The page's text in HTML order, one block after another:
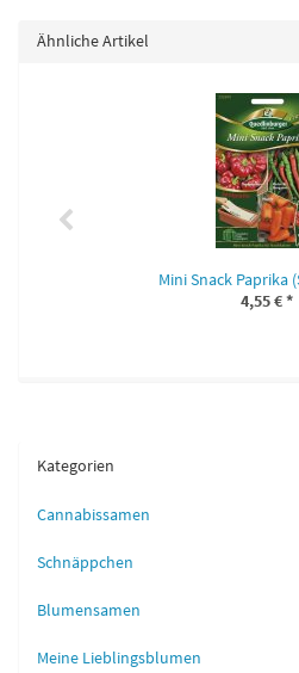
Ähnliche Artikel
Mini Snack Paprika
4,55 €*
Kategorien
Cannabissamen
Schnäppchen
Blumensamen
Meine Lieblingsblumen